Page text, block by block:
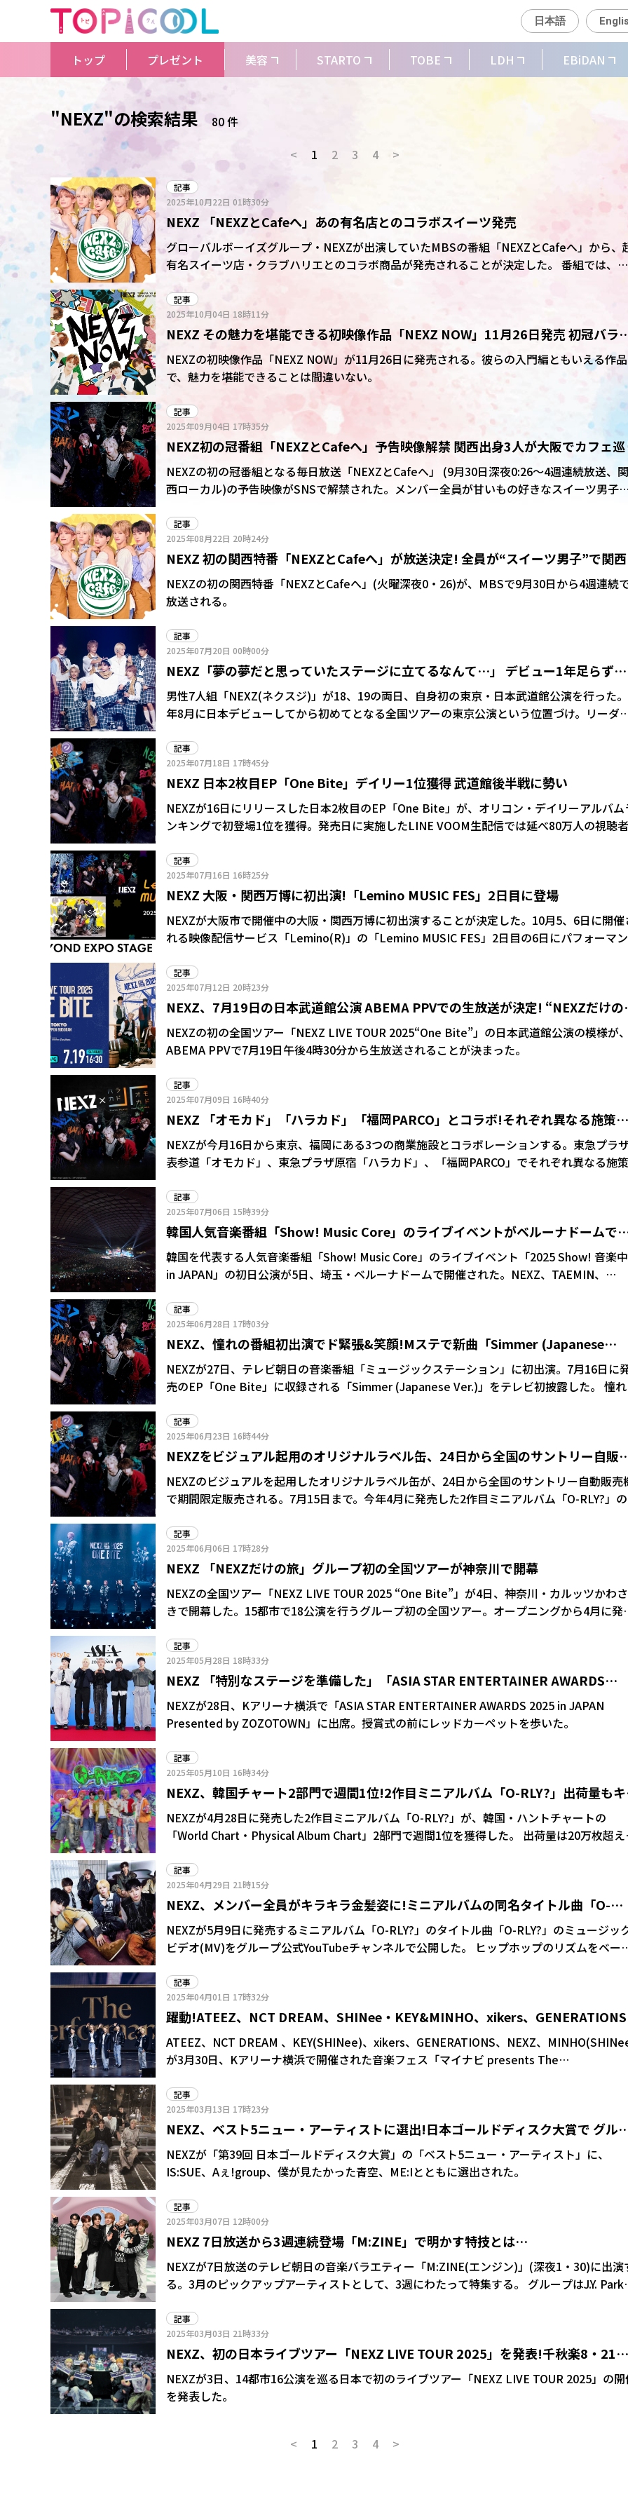
日本語
トップ プレゼント 美容 STARTO TOBE LDH EBiDAN
"NEXZ"の検索結果
80 件
<
1 2 3 4 >
記事
2025年10月22日 01時30分
NEXZ 「NEXZとCafeへ」あの有名店とのコラボスイーツ発売
グローバルボーイズグループ・NEXZが出演していたMBSの番組「NEXZとCafeへ」から、
有名スイーツ店・クラブハリエとのコラボ商品が発売されることが決定した。 番組では、
Stray KidsやNiziUの後輩であり目下人気急上昇中のグローバル・ボーイズグループNEXZ(ネ
クスジ)が大阪の有名カフェでスイーツを学び、さらに超有名スイーツ店「クラブハリエ」と
コラボし、7人で力を合わせてバームクーヘンを開発する姿を放送。 21日に最終回を迎えた
が、クラブハリエとのバームクーヘンのコラボをした「NEXZとCafeバーム」の発売が決定
さらに、番組オリジナルグッズも発売することが決まった。
記事
2025年10月04日 18時11分
NEXZ その魅力を堪能できる初映像作品「NEXZ NOW」11月26日発売 初冠バラ
ティー番組「NEXZ NOW」全5話はじめ盛りだくさん
NEXZの初映像作品「NEXZ NOW」が11月26日に発売される。彼らの入門編ともいえる作品
で、魅力を堪能できることは間違いない。
記事
2025年09月04日 17時35分
NEXZ初の冠番組「NEXZとCafeへ」予告映像解禁 関西出身3人が大阪でカフェ巡
NEXZの初の冠番組となる毎日放送「NEXZとCafeへ」 (9月30日深夜0:26～4週連続放送、関
西ローカル)の予告映像がSNSで解禁された。メンバー全員が甘いもの好きなスイーツ男子
れぞれ大阪を舞台に話題のカフェを巡り、絶品スイーツを食べ尽くしていく。 行く先々でメン
バー憧れの本気バイト体験も。今まで見たことのない彼らの等身大の魅力が炸裂する。
記事
2025年08月22日 20時24分
NEXZ 初の関西特番「NEXZとCafeへ」が放送決定! 全員が“スイーツ男子”で関
有名スイーツ店「クラブハリエ」とのコラボも!
NEXZの初の関西特番「NEXZとCafeへ」(火曜深夜0・26)が、MBSで9月30日から4週連続
放送される。
記事
2025年07月20日 00時00分
NEXZ「夢の夢だと思っていたステージに立てるなんて…」 デビュー1年足らず
で“聖地”武道館公演実現にリーダー・TOMOYAは涙
男性7人組「NEXZ(ネクスジ)」が18、19の両日、自身初の東京・日本武道館公演を行った
年8月に日本デビューしてから初めてとなる全国ツアーの東京公演という位置づけ。リーダ
記事
2025年07月18日 17時45分
NEXZ 日本2枚目EP「One Bite」デイリー1位獲得 武道館後半戦に勢い
NEXZが16日にリリースした日本2枚目のEP「One Bite」が、オリコン・デイリーアルバム
ンキングで初登場1位を獲得。発売日に実施したLINE VOOM生配信では延べ80万人の視聴者
た本作。日本オリジナル楽曲「One Bite」、「BURNING BLACK」、「Make it Better」、
「One Day」の4曲に、韓国でリリースされ話題の楽曲「O-RLY?」、「Simmer」の日本語バ
ージョンの全6曲を収録している。タイトル曲の「One Bite」は、世界の常識やルール、偽り
の仮面を打ち破り、本当の自分を探し出す過程を描いた楽曲。
記事
2025年07月16日 16時25分
NEXZ 大阪・関西万博に初出演!「Lemino MUSIC FES」2日目に登場
NEXZが大阪市で開催中の大阪・関西万博に初出演することが決定した。10月5、6日に開催
れる映像配信サービス「Lemino(R)」の「Lemino MUSIC FES」2日目の6日にパフォーマ
記事
2025年07月12日 20時23分
NEXZ、7月19日の日本武道館公演 ABEMA PPVでの生放送が決定! “NEXZだけの
旅”をテーマにした初全国ツアー
NEXZの初の全国ツアー「NEXZ LIVE TOUR 2025“One Bite”」の日本武道館公演の模様が、
ABEMA PPVで7月19日午後4時30分から生放送されることが決まった。
記事
2025年07月09日 16時40分
NEXZ 「オモカド」「ハラカド」「福岡PARCO」とコラボ!それぞれ異なる施策を
展開
NEXZが今月16日から東京、福岡にある3つの商業施設とコラボレーションする。東急プラ
表参道「オモカド」、東急プラザ原宿「ハラカド」、「福岡PARCO」でそれぞれ異なる施策
ルが各階に掲示され、メンバーへの想いが残せるメッセージパネルも登場。「ハラカド」で
は、NEXZオリジナルラベル缶の販売や館内サイネージの展開が予定されている
記事
2025年07月06日 15時39分
韓国人気音楽番組「Show! Music Core」のライブイベントがベルーナドームで
催!
韓国を代表する人気音楽番組「Show! Music Core」のライブイベント「2025 Show! 音楽
in JAPAN」の初日公演が5日、埼玉・ベルーナドームで開催された。NEXZ、TAEMIN、
年に続き2回目。 TAEMINは「MOVE + Sexy In The Air」をはじめ4曲を披露。「ベルーナド
ームに来るたびにすてきな記憶と思い出を作っていくようで本当に幸せです!今日、僕と一緒
に過ごした時間をいつまでも覚えていてほしいと思います!」とファンとの時間を共有した。
記事
2025年06月28日 17時03分
NEXZ、憧れの番組初出演でド緊張&笑顔!Mステで新曲「Simmer (Japanese
Ver.)」をテレビ初披露
NEXZが27日、テレビ朝日の音楽番組「ミュージックステーション」に初出演。7月16日に
売のEP「One Bite」に収録される「Simmer (Japanese Ver.)」をテレビ初披露した。 憧れの
しい自由さはもちろん、自信満々な笑顔が終始飛び交っていた。
記事
2025年06月23日 16時44分
NEXZをビジュアル起用のオリジナルラベル缶、24日から全国のサントリー自販
で期間限定販売!サインプリント入りの当たり缶も
NEXZのビジュアルを起用したオリジナルラベル缶が、24日から全国のサントリー自動販売
で期間限定販売される。7月15日まで。今年4月に発売した2作目ミニアルバム「O-RLY?」
意。また、オリジナルラベルはステッカーになっており、奇麗に剥がして保管出来るため、貴
重なファンアイテムになりそうだ。
記事
2025年06月06日 17時28分
NEXZ 「NEXZだけの旅」グループ初の全国ツアーが神奈川で開幕
NEXZの全国ツアー「NEXZ LIVE TOUR 2025 “One Bite”」が4日、神奈川・カルッツかわさ
きで開幕した。15都市で18公演を行うグループ初の全国ツアー。オープニングから4月に発
した。 全国ツアーのコンセプトは「NEXZだけの旅」。7月16日に発売する日本2作目
EP「One Bite」に収録される新曲の披露に加え、メンバーそれぞれの個性があふれるあどけ
ないMCや仲の良さがにじみ出るクロストークなど、彩り豊かな内容でオリジナルな旅を演出
した。
記事
2025年05月28日 18時33分
NEXZ 「特別なステージを準備した」「ASIA STAR ENTERTAINER AWARDS
2025」レッドカーペットでパフォーマンスをアピール!
NEXZが28日、Kアリーナ横浜で「ASIA STAR ENTERTAINER AWARDS 2025 in JAPAN
Presented by ZOZOTOWN」に出席。授賞式の前にレッドカーペットを歩いた。
記事
2025年05月10日 16時34分
NEXZ、韓国チャート2部門で週間1位!2作目ミニアルバム「O-RLY?」出荷量も
リアハイの20万枚超え
NEXZが4月28日に発売した2作目ミニアルバム「O-RLY?」が、韓国・ハントチャートの
「World Chart・Physical Album Chart」2部門で週間1位を獲得した。 出荷量は20万枚超えと
て開催される購入者対象イベントにも注目が集まっている。「NEXZメンバー全員サイン会」
は、9月27、28日に東京、大阪の2会場で開催され、当選者はそれぞれ70人ずつ。「NEXZメ
バー個別オンラインMeet&Greet」も各メンバー100人ずつの計700人が当選となる。
記事
2025年04月29日 21時15分
NEXZ、メンバー全員がキラキラ金髪姿に!ミニアルバムの同名タイトル曲「O-
RLY?」のMVを公開
NEXZが5月9日に発売するミニアルバム「O-RLY?」のタイトル曲「O-RLY?」のミュージッ
ビデオ(MV)をグループ公式YouTubeチャンネルで公開した。 ヒップホップのリズムをベース
彩な魅力を放つ1曲。MVでは、新世代を牽引する“Z世代ボーイズグループ”らしい、等身大の
ヤンチャさや自由奔放さを見事に表現している。
記事
2025年04月01日 17時32分
躍動!ATEEZ、NCT DREAM、SHINee・KEY&MINHO、xikers、
NEXZ マイナビ横浜最終日、ファン熱狂締め
ATEEZ、NCT DREAM 、KEY(SHINee)、xikers、GENERATIONS、NEXZ、
が3月30日、Kアリーナ横浜で開催された音楽フェス「マイナビ presents The
日のオープニングでも1、2日目と同様にアーティストが1組ずつ登場し、ダンスパートを披
露。その後はグループそれぞれがパフォーマンスを行った。 NEXZはプレデビューのデジタル
シングル「Miracle」から始まり、韓国でのデビュー曲「Ride the Vibe」など全7曲を披露。
月4日の神奈川・カルッツかわさき公演から始まる初のツアー「NEXZ LIVE TOUR 2025」に
期待が高まるような、ダイナミックなパフォーマンスで会場を沸かせた。 次に登場したNCT
DREAMは「Best Friend Ever」「Glitch Mode (Japanese ver.)」などをパフォーマンス。そ
の後、バンドを引き連れたGENERATIONSが登場すると「Diamonds」「Evergreen 2.0」
「AGEHA」「ワンダーラスト」を立て続けに披露し、4曲で一気に観客を魅了した。 3月28、
29日に日本で単独ファンミーティングを行ったばかりのATEEZは「Ice On My Teeth」でパ
フルなパフォーマンスを披露。そのままSHINeeのKEYがステージに登場すると「Pleasure
Shop」「Tongue Tied」「Gasoline」など全6曲をパフォーマンスし、日本語のMCでも会
を楽しませた。
記事
2025年03月13日 17時23分
NEXZ、ベスト5ニュー・アーティストに選出!日本ゴールドディスク大賞で グル
プ初となる夏フェス出演も決定
NEXZが「第39回 日本ゴールドディスク大賞」の「ベスト5ニュー・アーティスト」に、
IS:SUE、Aぇ!group、僕が見たかった青空、ME:Iとともに選出された。
記事
2025年03月07日 12時00分
NEXZ 7日放送から3週連続登場「M:ZINE」で明かす特技とは…
NEXZが7日放送のテレビ朝日の音楽バラエティー「M:ZINE(エンジン)」(深夜1・30)に出演
る。3月のピックアップアーティストとして、3週にわたって特集する。 グループはJ.Y. Parkプ
ていく企画などを行っていく。 同企画ではNEXZのメンバーのプロフィールにも書かれていな
い「まだ世に知られていない隠れた特技=裏特技」を、正式に特技として認定してもいいか
を、Mrs. GREEN APPLE若井滉斗がジャッジする。若いから「なし」のジャッジが出た場合
今後一切どこの現場でも披露してはいけない、という厳しいルールも課される。料理が得意
「顔面国宝」ことYUはスタジオでカルボナーラ作りを披露する。他にもHYUIとHARUも意
「裏特技」を告白する。
記事
2025年03月03日 21時33分
NEXZ、初の日本ライブツアー「NEXZ LIVE TOUR 2025」を発表!千秋楽8・21は
記念すべきデビュー1周年の日
NEXZが3日、14都市16公演を巡る日本で初のライブツアー「NEXZ LIVE TOUR 2025」の
を発表した。
< 1 2 3 4 >